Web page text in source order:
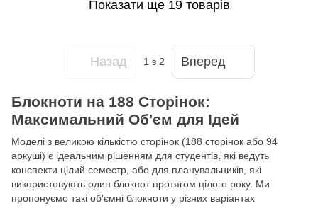
Показати ще 19 товарів
Назад 1 з 2 Вперед
Блокноти на 188 Сторінок:
Максимальний Об'єм для Ідей
Моделі з великою кількістю сторінок (188 сторінок або 94
аркуші) є ідеальним рішенням для студентів, які ведуть
конспекти цілий семестр, або для планувальників, які
використовують один блокнот протягом цілого року. Ми
пропонуємо такі об'ємні блокноти у різних варіантах